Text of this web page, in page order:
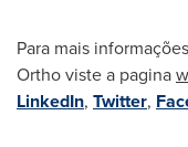
Para mais
Ortho viste a pagina
LinkedIn, Twitter,